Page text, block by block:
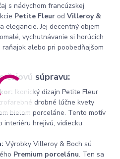
s nádychom francúzskej
Petite Fleur od Villeroy &
elegancie. Jej decentný objem
vychutnávanie si horúcich
alebo pri poobedňajšom
čajovú súpravu:
Ikonický dizajn Petite Fleur
drobné lúčne kvety
bielom porceláne. Tento motív
interiéru hrejivú, vidiecku
Výrobky Villeroy & Boch sú
Premium porcelánu. Ten sa